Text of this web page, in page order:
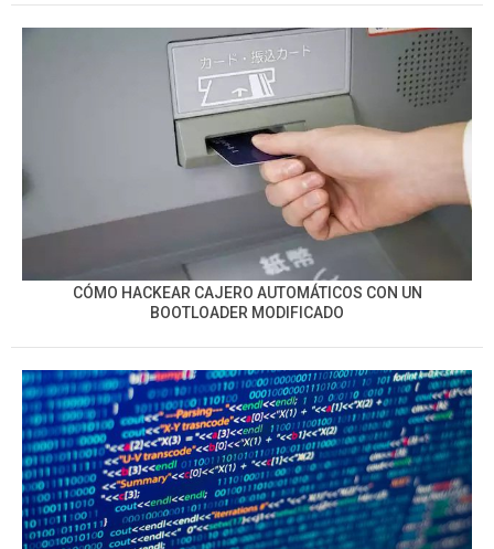
CÓMO HACKEAR CAJERO AUTOMÁTICOS CON UN
BOOTLOADER MODIFICADO